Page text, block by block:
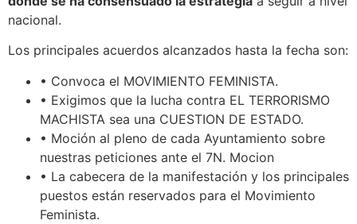
nacional.
Los principales acuerdos alcanzados hasta la fecha son:
• Convoca el MOVIMIENTO FEMINISTA.
• Exigimos que la lucha contra EL TERRORISMO
MACHISTA sea una CUESTION DE ESTADO.
• Moción al pleno de cada Ayuntamiento sobre
nuestras peticiones ante el 7N. Mocion
• La cabecera de la manifestación y los principales
puestos están reservados para el Movimiento
Feminista.